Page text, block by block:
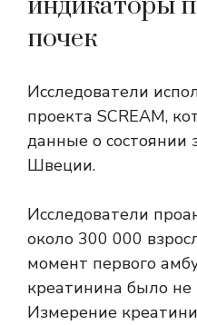
почек
Исследователи
проекта SCREAM,
данные о состоянии
Швеции.
Исследователи
около 300 000
момент первого
креатинина было не
Измерение